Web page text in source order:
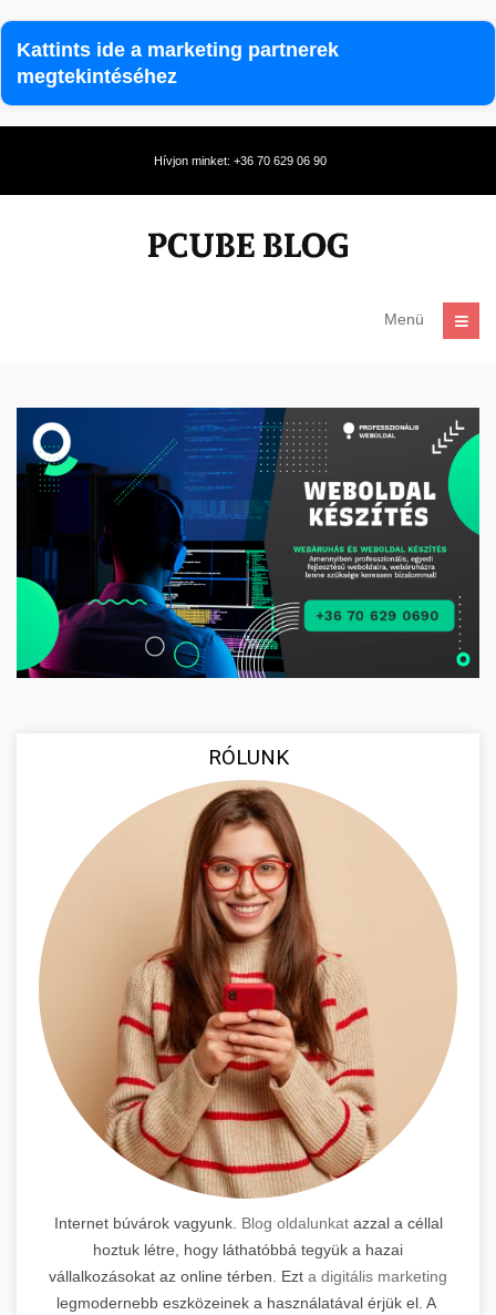
Kattints ide a marketing partnerek
megtekintéséhez
Hívjon minket: +36 70 629 06 90
Menü
RÓLUNK
Internet búvárok vagyunk. Blog oldalunkatazzal a céllal
hoztuk létre, hogy láthatóbbá tegyük a hazai
vállalkozásokat az online térben. Ezt a digitális marketing
legmodernebb eszközeinek a használatával érjük el. A